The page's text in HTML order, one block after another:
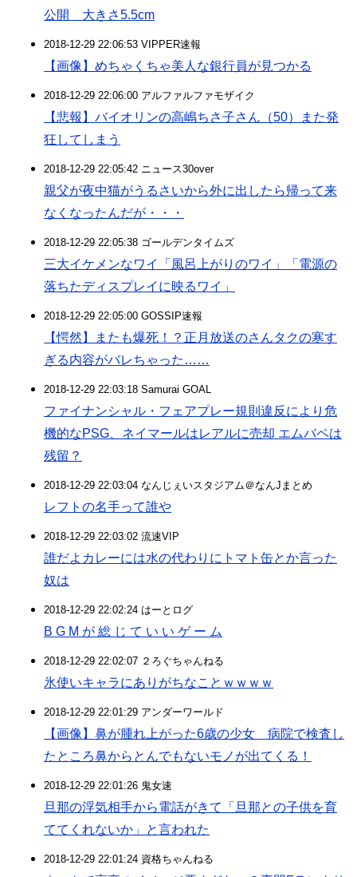
公開 大きさ5.5cm
2018-12-29 22:06:53 VIPPER速報
【画像】めちゃくちゃ美人な銀行員が見つかる
2018-12-29 22:06:00 アルファルファモザイク
【悲報】バイオリンの高嶋ちさ子さん（50）また発
狂してしまう
2018-12-29 22:05:42 ニュース30over
親父が夜中猫がうるさいから外に出したら帰って来
なくなったんだが・・・
2018-12-29 22:05:38 ゴールデンタイムズ
三大イケメンなワイ「風呂上がりのワイ」「電源の
落ちたディスプレイに映るワイ」
2018-12-29 22:05:00 GOSSIP速報
【愕然】またも爆死！？正月放送のさんタクの寒す
ぎる内容がバレちゃった……
2018-12-29 22:03:18 Samurai GOAL
ファイナンシャル・フェアプレー規則違反により危
機的なPSG、ネイマールはレアルに売却 エムバペは
残留？
2018-12-29 22:03:04 なんじぇいスタジアム＠なんJまとめ
レフトの名手って誰や
2018-12-29 22:03:02 流速VIP
誰だよカレーには水の代わりにトマト缶とか言った
奴は
2018-12-29 22:02:24 はーとログ
B G M が 総 じ て い い ゲ ー ム
2018-12-29 22:02:07 ２ろぐちゃんねる
氷使いキャラにありがちなことｗｗｗｗ
2018-12-29 22:01:29 アンダーワールド
【画像】鼻が腫れ上がった6歳の少女 病院で検査し
たところ鼻からとんでもないモノが出てくる！
2018-12-29 22:01:26 鬼女速
旦那の浮気相手から電話がきて「旦那との子供を育
ててくれないか」と言われた
2018-12-29 22:01:24 資格ちゃんねる